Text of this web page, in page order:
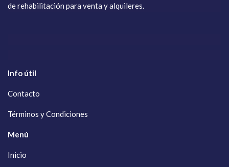
de rehabilitación para venta y alquileres.
Info útil
Contacto
Términos y Condiciones
Menú
Inicio